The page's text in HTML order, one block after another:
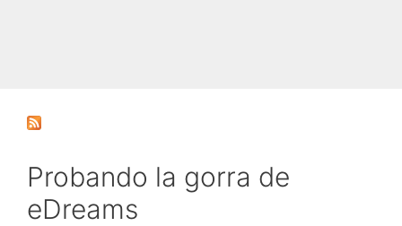
Probando la gorra de
eDreams